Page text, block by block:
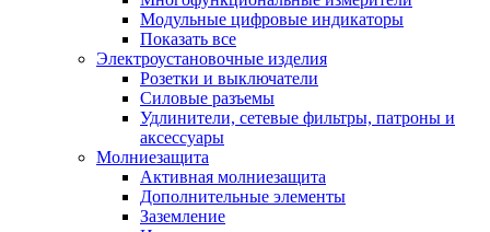
Модульные цифровые индикаторы
Показать все
Электроустановочные изделия
Розетки и выключатели
Силовые разъемы
Удлинители, сетевые фильтры, патроны и
аксессуары
Молниезащита
Активная молниезащита
Дополнительные элементы
Заземление